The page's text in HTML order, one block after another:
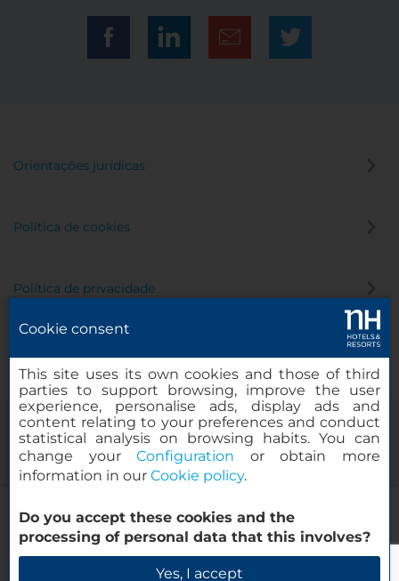
NH Napoli Panorama
Verificar disponibilidade
Orientações jurídicas
Política de cookies
Política de privacidade
© 2000-2026 MINOR HOTELS EUROPE & AMERICAS Santa Engracia
120. 28003 Madrid, Espanha
Cookie consent
This site uses its own cookies and those of third
parties to support browsing, improve the user
experience, personalise ads, display ads and
content relating to your preferences and conduct
statistical analysis on browsing habits. You can
change yourConfiguration or obtain more
information in our Cookie policy.
Do you accept these cookies and the
processing of personal data that this involves?
Yes, I accept